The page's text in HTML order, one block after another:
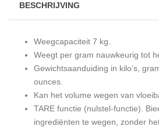
BESCHRIJVING
Weegcapaciteit 7 kg.
Weegt per gram nauwkeurig tot
Gewichtsaanduiding in kilo’s,
ounces.
Kan het volume wegen van
TARE functie (nulstel-functie).
ingrediënten te wegen, zonder